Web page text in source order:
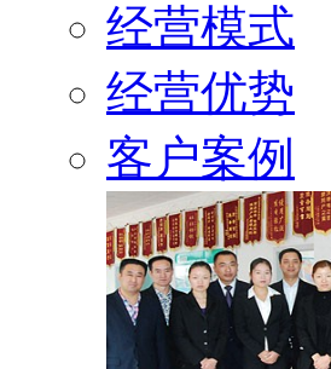
经营模式
经营优势
客户案例